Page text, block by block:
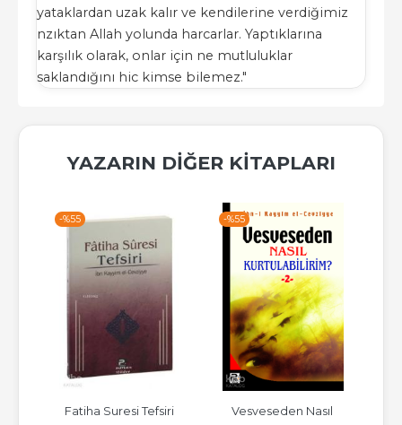
yataklardan uzak kalır ve kendilerine verdiğimiz
nzıktan Allah yolunda harcarlar. Yaptıklarına
karşılık olarak, onlar için ne mutluluklar
saklandığını hic kimse bilemez."
YAZARIN DIĞER KITAPLARI
-%55
Fatiha Suresi Tefsiri
-%55
Vesveseden Nasıl